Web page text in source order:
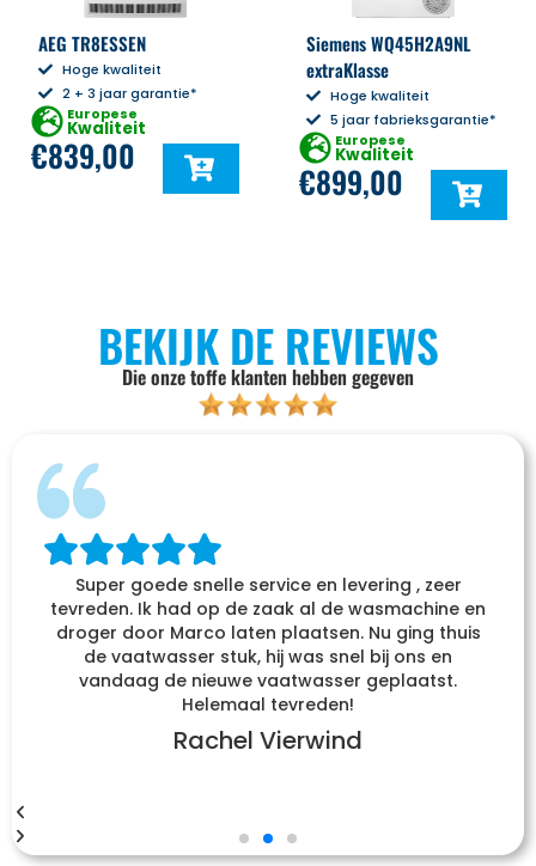
AEG TR8ESSEN
Hoge kwaliteit
2 + 3 jaar garantie*
Europese
Kwaliteit
€839,00
Siemens WQ45H2A9NL
extraKlasse
Hoge kwaliteit
5 jaar fabrieksgarantie*
Europese
Kwaliteit
€899,00
BEKIJK DE REVIEWS
Die onze toffe klanten hebben gegeven
Super goede snelle service en levering , zeer
tevreden. Ik had op de zaak al de wasmachine en
droger door Marco laten plaatsen. Nu ging thuis
de vaatwasser stuk, hij was snel bij ons en
vandaag de nieuwe vaatwasser geplaatst.
Helemaal tevreden!
Rachel Vierwind